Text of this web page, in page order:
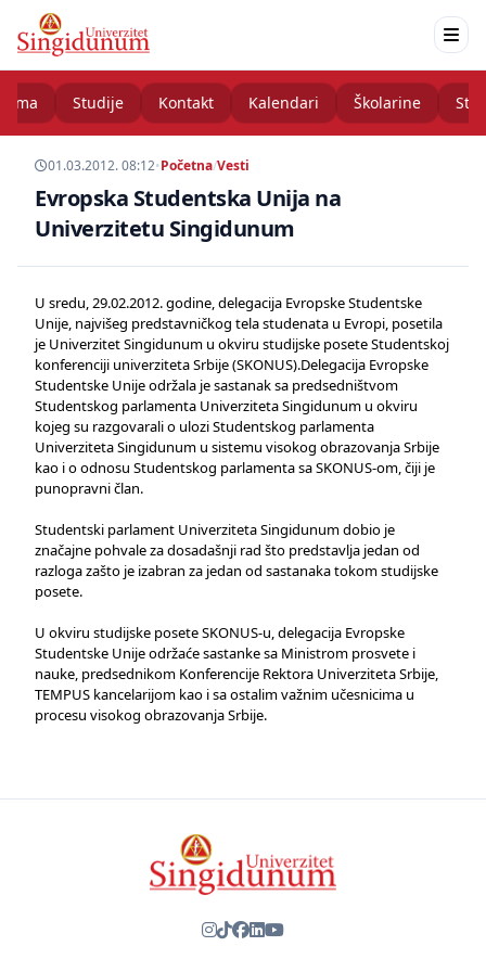
Studije Kontakt Kalendari Školarine
01.03.2012. 08:12•Početna/Vesti
Evropska Studentska Unija na
Univerzitetu Singidunum
U sredu, 29.02.2012. godine, delegacija Evropske Studentske
Unije, najvišeg predstavničkog tela studenata u Evropi, posetila
je Univerzitet Singidunum u okviru studijske posete Studentskoj
konferenciji univerziteta Srbije (SKONUS).Delegacija Evropske
Studentske Unije održala je sastanak sa predsedništvom
Studentskog parlamenta Univerziteta Singidunum u okviru
kojeg su razgovarali o ulozi Studentskog parlamenta
Univerziteta Singidunum u sistemu visokog obrazovanja Srbije
kao i o odnosu Studentskog parlamenta sa SKONUS-om, čiji je
punopravni član.
Studentski parlament Univerziteta Singidunum dobio je
značajne pohvale za dosadašnji rad što predstavlja jedan od
razloga zašto je izabran za jedan od sastanaka tokom studijske
posete.
U okviru studijske posete SKONUS-u, delegacija Evropske
Studentske Unije održaće sastanke sa Ministrom prosvete i
nauke, predsednikom Konferencije Rektora Univerziteta Srbije,
TEMPUS kancelarijom kao i sa ostalim važnim učesnicima u
procesu visokog obrazovanja Srbije.